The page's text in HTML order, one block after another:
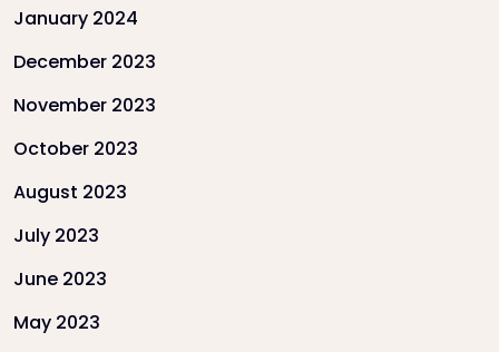
January 2024
December 2023
November 2023
October 2023
August 2023
July 2023
June 2023
May 2023